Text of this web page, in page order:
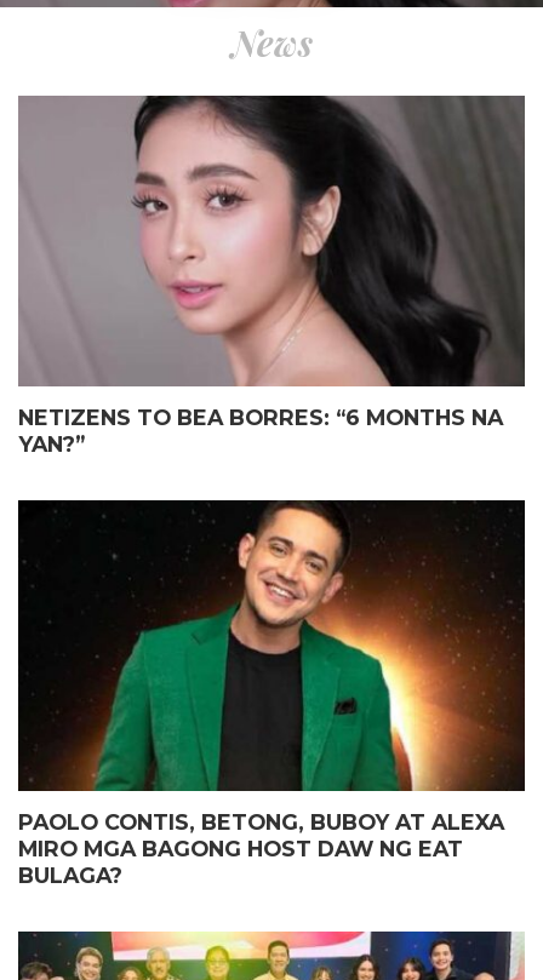
News
NETIZENS TO BEA BORRES: “6 MONTHS NA
YAN?”
PAOLO CONTIS, BETONG, BUBOY AT ALEXA
MIRO MGA BAGONG HOST DAW NG EAT
BULAGA?